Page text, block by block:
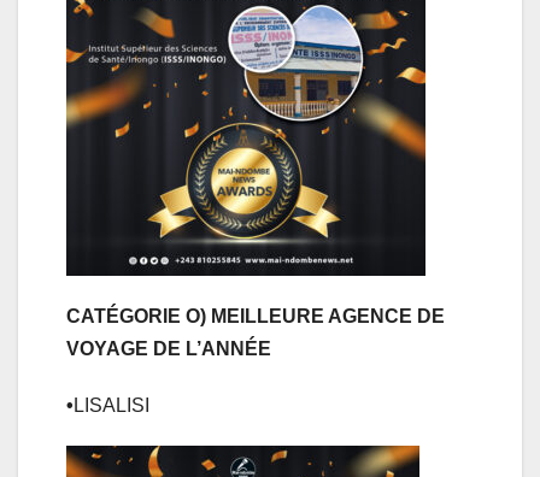
CATÉGORIE O) MEILLEURE AGENCE DE
VOYAGE DE L’ANNÉE
• LISALISI